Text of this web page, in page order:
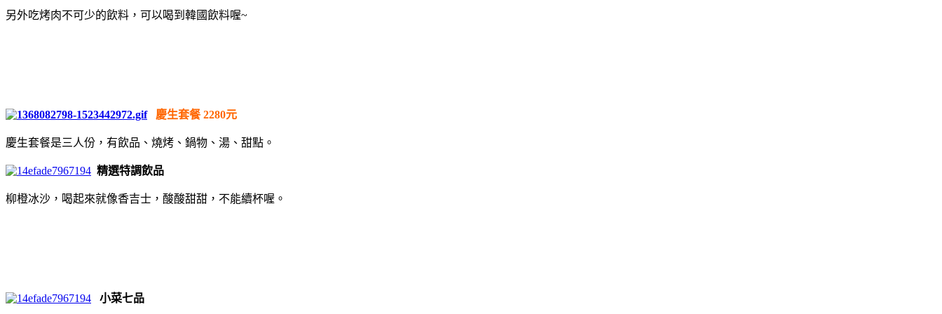
另外吃烤肉不可少的飲料，可以喝到韓國飲料喔~
慶生套餐 2280元
慶生套餐是三人份，有飲品、燒烤、鍋物、湯、甜點。
精選特調飲品
柳橙冰沙，喝起來就像香吉士，酸酸甜甜，不能續杯喔。
小菜七品